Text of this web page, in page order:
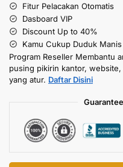
Fitur Pelacakan Otomatis
Dasboard VIP
Discount Up to 40%
Kamu Cukup Duduk
Program Reseller Membantu
pusing pikirin kantor,
yang atur. Daftar Disini